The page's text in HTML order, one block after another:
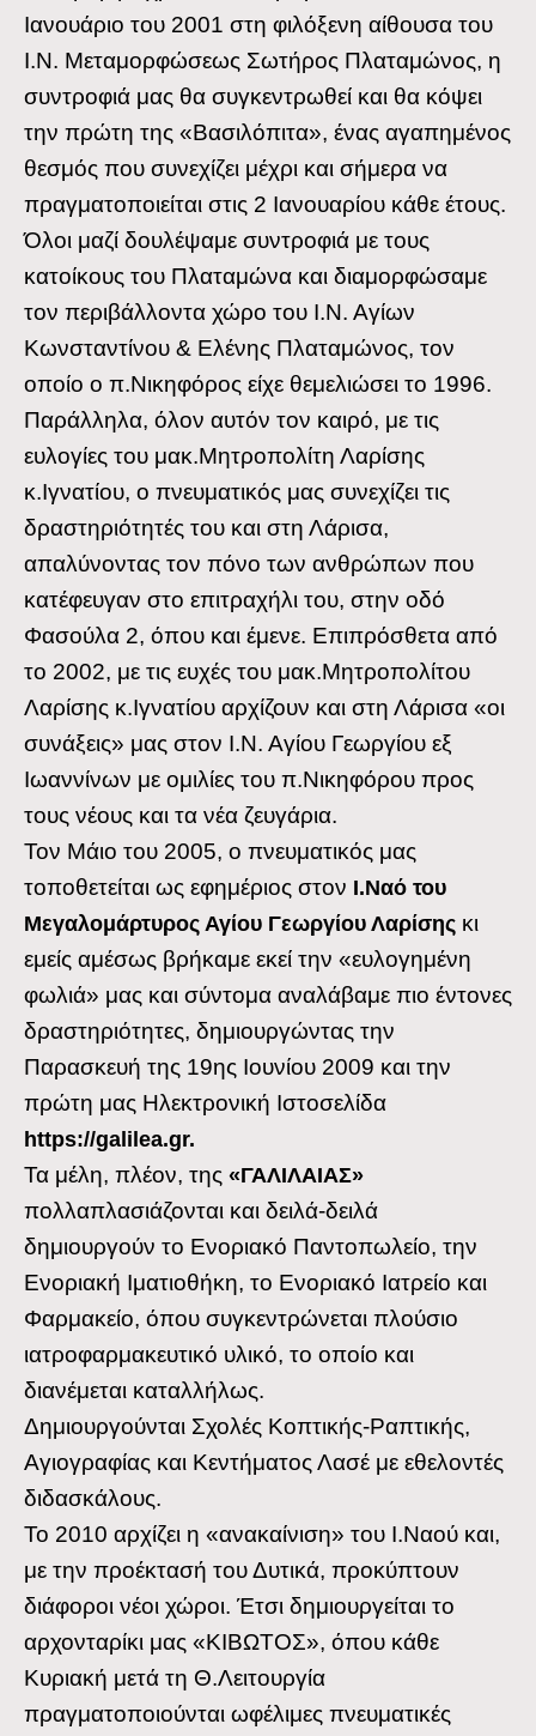
Ιανουάριο του 2001 στη φιλόξενη αίθουσα του
Ι.Ν. Μεταμορφώσεως Σωτήρος Πλαταμώνος, η
συντροφιά μας θα συγκεντρωθεί και θα κόψει
την πρώτη της «Βασιλόπιτα», ένας αγαπημένος
θεσμός που συνεχίζει μέχρι και σήμερα να
πραγματοποιείται στις 2 Ιανουαρίου κάθε έτους.
Όλοι μαζί δουλέψαμε συντροφιά με τους
κατοίκους του Πλαταμώνα και διαμορφώσαμε
τον περιβάλλοντα χώρο του Ι.Ν. Αγίων
Κωνσταντίνου & Ελένης Πλαταμώνος, τον
οποίο ο π.Νικηφόρος είχε θεμελιώσει το 1996.
Παράλληλα, όλον αυτόν τον καιρό, με τις
ευλογίες του μακ.Μητροπολίτη Λαρίσης
κ.Ιγνατίου, ο πνευματικός μας συνεχίζει τις
δραστηριότητές του και στη Λάρισα,
απαλύνοντας τον πόνο των ανθρώπων που
κατέφευγαν στο επιτραχήλι του, στην οδό
Φασούλα 2, όπου και έμενε. Επιπρόσθετα από
το 2002, με τις ευχές του μακ.Μητροπολίτου
Λαρίσης κ.Ιγνατίου αρχίζουν και στη Λάρισα «οι
συνάξεις» μας στον Ι.Ν. Αγίου Γεωργίου εξ
Ιωαννίνων με ομιλίες του π.Νικηφόρου προς
τους νέους και τα νέα ζευγάρια.
Τον Μάιο του 2005, ο πνευματικός μας
τοποθετείται ως εφημέριος στον Ι.Ναό του
Μεγαλομάρτυρος Αγίου Γεωργίου Λαρίσης κι
εμείς αμέσως βρήκαμε εκεί την «ευλογημένη
φωλιά» μας και σύντομα αναλάβαμε πιο έντονες
δραστηριότητες, δημιουργώντας την
Παρασκευή της 19ης Ιουνίου 2009 και την
πρώτη μας Ηλεκτρονική Ιστοσελίδα
https://galilea.gr.
Τα μέλη, πλέον, της «ΓΑΛΙΛΑΙΑΣ»
πολλαπλασιάζονται και δειλά-δειλά
δημιουργούν το Ενοριακό Παντοπωλείο, την
Ενοριακή Ιματιοθήκη, το Ενοριακό Ιατρείο και
Φαρμακείο, όπου συγκεντρώνεται πλούσιο
ιατροφαρμακευτικό υλικό, το οποίο και
διανέμεται καταλλήλως.
Δημιουργούνται Σχολές Κοπτικής-Ραπτικής,
Αγιογραφίας και Κεντήματος Λασέ με εθελοντές
διδασκάλους.
Το 2010 αρχίζει η «ανακαίνιση» του Ι.Ναού και,
με την προέκτασή του Δυτικά, προκύπτουν
διάφοροι νέοι χώροι. Έτσι δημιουργείται το
αρχονταρίκι μας «ΚΙΒΩΤΟΣ», όπου κάθε
Κυριακή μετά τη Θ.Λειτουργία
πραγματοποιούνται ωφέλιμες πνευματικές